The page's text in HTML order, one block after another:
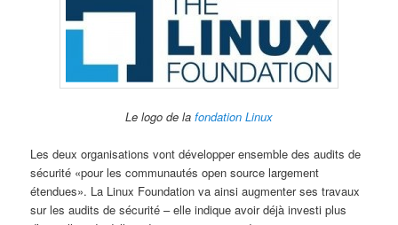
Le logo de la fondation Linux
Les deux organisations vont développer ensemble des audits de
sécurité «pour les communautés open source largement
étendues». La Linux Foundation va ainsi augmenter ses travaux
sur les audits de sécurité – elle indique avoir déjà investi plus